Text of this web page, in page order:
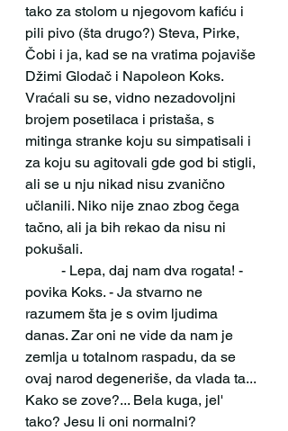
tako za stolom u njegovom kafiću i
pili pivo (šta drugo?) Steva, Pirke,
Čobi i ja, kad se na vratima pojaviše
Džimi Glodač i Napoleon Koks.
Vraćali su se, vidno nezadovoljni
brojem posetilaca i pristaša, s
mitinga stranke koju su simpatisali i
za koju su agitovali gde god bi stigli,
ali se u nju nikad nisu zvanično
učlanili. Niko nije znao zbog čega
tačno, ali ja bih rekao da nisu ni
pokušali.
povika Koks. - Ja stvarno ne
razumem šta je s ovim ljudima
danas. Zar oni ne vide da nam je
zemlja u totalnom raspadu, da se
ovaj narod degeneriše, da vlada ta...
Kako se zove?... Bela kuga, jel'
tako? Jesu li oni normalni?